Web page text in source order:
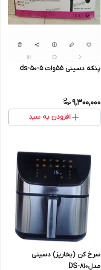
پنکه دسینی 55وات ds-50-5
9,300,000
افزودن به سبد
سرخ کن (بخارپز) دسینی
مدلDS-810